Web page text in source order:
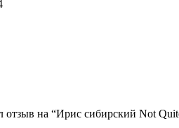
отзыв на “Ирис сибирский Not